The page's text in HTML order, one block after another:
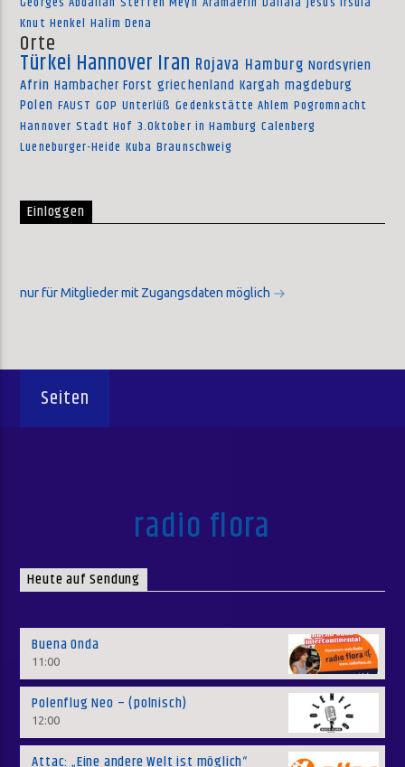
Knut Henkel Halim Dena
Orte
Türkei Hannover Iran Rojava Hamburg Nordsyrien
Afrin Hambacher Forst griechenland Kargah magdeburg
Polen FAUST GOP Unterlüß Gedenkstätte Ahlem Pogromnacht
Hannover Stadt Hof 3.Oktober in Hamburg Calenberg
Lueneburger-Heide Kuba Braunschweig
Einloggen
nur für Mitglieder mit Zugangsdaten möglich
Seiten
radio flora
Heute auf Sendung
Buena Onda
11:00
Polenflug Neo – (polnisch)
12:00
Attac: „Eine andere Welt ist möglich“